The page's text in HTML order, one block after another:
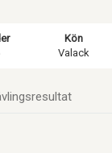
Kön
Valack